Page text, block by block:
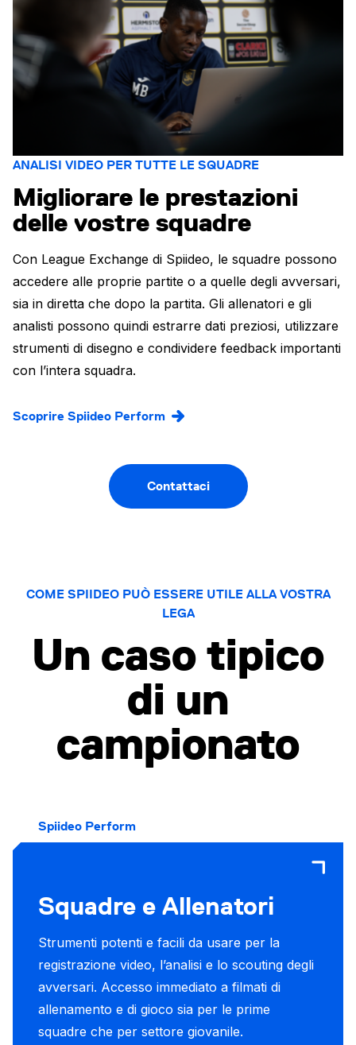
ANALISI VIDEO PER TUTTE LE SQUADRE
Migliorare le prestazioni
delle vostre squadre
Con League Exchange di Spiideo, le squadre possono
accedere alle proprie partite o a quelle degli avversari,
sia in diretta che dopo la partita. Gli allenatori e gli
analisti possono quindi estrarre dati preziosi, utilizzare
strumenti di disegno e condividere feedback importanti
con l’intera squadra.
Scoprire Spiideo Perform
Contattaci
COME SPIIDEO PUÒ ESSERE UTILE ALLA VOSTRA
LEGA
Un caso tipico
di un
campionato
Spiideo Perform
Squadre e Allenatori
Strumenti potenti e facili da usare per la
registrazione video, l’analisi e lo scouting degli
avversari. Accesso immediato a filmati di
allenamento e di gioco sia per le prime
squadre che per settore giovanile.